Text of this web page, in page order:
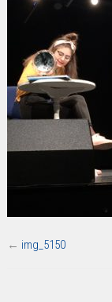
← img_5150